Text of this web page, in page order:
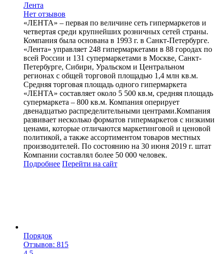
Лента
Нет отзывов
«ЛЕНТА» – первая по величине сеть гипермаркетов и
четвертая среди крупнейших розничных сетей страны.
Компания была основана в 1993 г. в Санкт-Петербурге.
«Лента» управляет 248 гипермаркетами в 88 городах по
всей России и 131 супермаркетами в Москве, Санкт-
Петербурге, Сибири, Уральском и Центральном
регионах с общей торговой площадью 1,4 млн кв.м.
Средняя торговая площадь одного гипермаркета
«ЛЕНТА» составляет около 5 500 кв.м, средняя площадь
супермаркета – 800 кв.м. Компания оперирует
двенадцатью распределительными центрами.Компания
развивает несколько форматов гипермаркетов с низкими
ценами, которые отличаются маркетинговой и ценовой
политикой, а также ассортиментом товаров местных
производителей. По состоянию на 30 июня 2019 г. штат
Компании составлял более 50 000 человек.
Подробнее Перейти на сайт
Порядок
Отзывов: 815